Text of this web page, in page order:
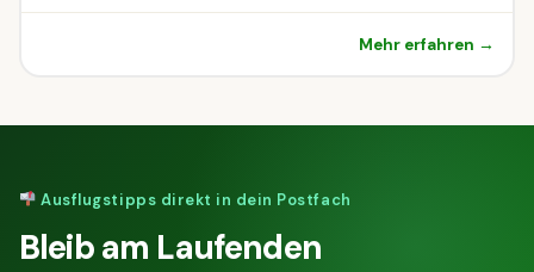
Mehr erfahren →
Ausflugstipps direkt in dein Postfach
Bleib am Laufenden